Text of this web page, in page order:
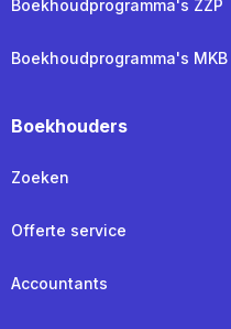
Boekhoudprogramma's ZZP
Boekhoudprogramma's MKB
Boekhouders
Zoeken
Offerte service
Accountants